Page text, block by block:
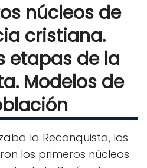
núcleos de
cristiana.
etapas de la
Modelos de
la Reconquista, los
los primeros núcleos